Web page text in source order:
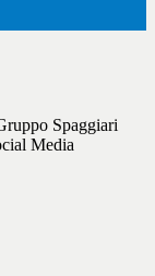
Spaggiari
Media